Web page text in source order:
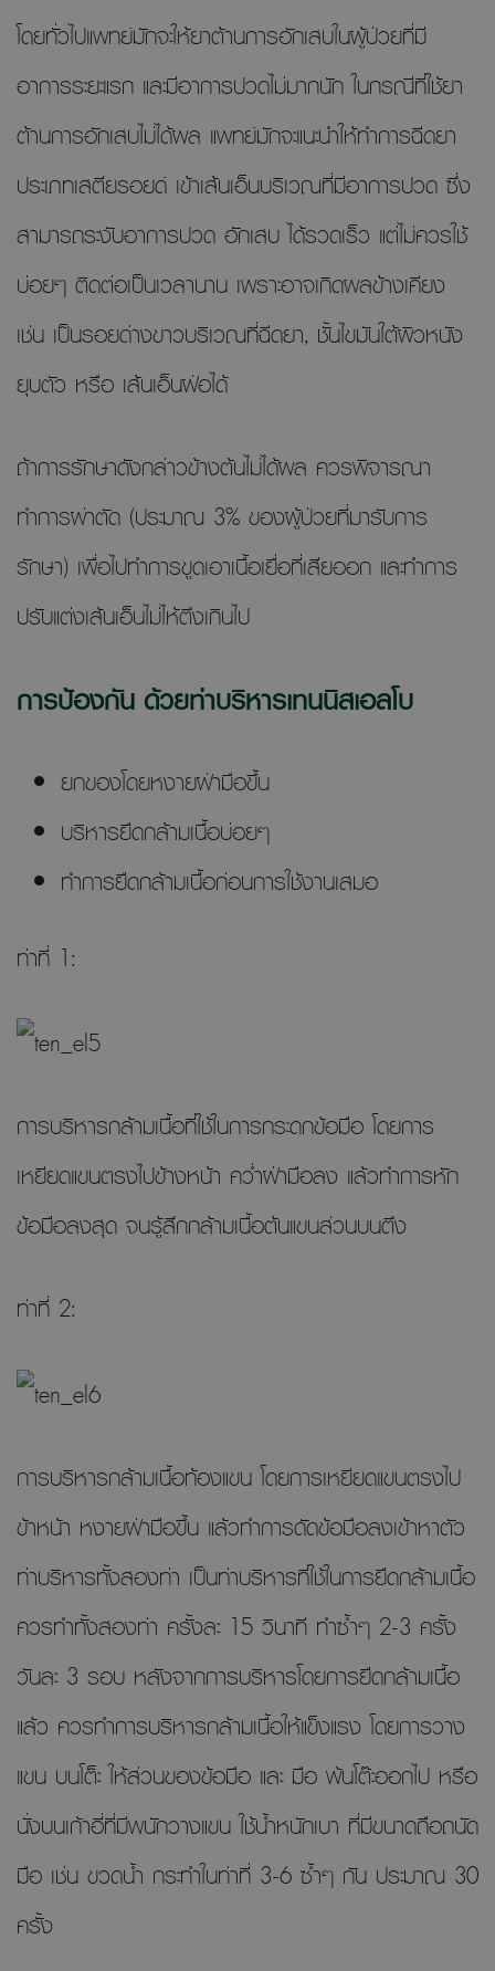
โดยทั่วไปแพทย์มักจะให้ยาต้านการอักเสบในผู้ป่วยที่มี
อาการระยะแรก และมีอาการปวดไม่มากนัก ในกรณีที่ใช้ยา
ต้านการอักเสบไม่ได้ผล แพทย์มักจะแนะนำให้ทำการฉีดยา
ประเภทเสตียรอยด์ เข้าเส้นเอ็นบริเวณที่มีอาการปวด ซึ่ง
สามารถระงับอาการปวด อักเสบ ได้รวดเร็ว แต่ไม่ควรใช้
บ่อยๆ ติดต่อเป็นเวลานาน เพราะอาจเกิดผลข้างเคียง
เช่น เป็นรอยด่างขาวบริเวณที่ฉีดยา, ชั้นไขมันใต้ผิวหนัง
ยุบตัว หรือ เส้นเอ็นฝ่อได้
ถ้าการรักษาดังกล่าวข้างต้นไม่ได้ผล ควรพิจารณา
ทำการผ่าตัด (ประมาณ 3% ของผู้ป่วยที่มารับการ
รักษา) เพื่อไปทำการขูดเอาเนื้อเยื่อที่เสียออก และทำการ
ปรับแต่งเส้นเอ็นไม่ไห้ตึงเกินไป
การป้องกัน ด้วยท่าบริหารเทนนิสเอลโบ
ยกของโดยหงายฝ่ามือขึ้น
บริหารยืดกล้ามเนื้อบ่อยๆ
ทำการยืดกล้ามเนื้อก่อนการใช้งานเสมอ
ท่าที่ 1:
การบริหารกล้ามเนื้อที่ใช้ในการกระดกข้อมือ โดยการ
เหยียดแขนตรงไปข้างหน้า คว่ำฝ่ามือลง แล้วทำการหัก
ข้อมือลงสุด จนรู้สึกกล้ามเนื้อต้นแขนส่วนบนตึง
ท่าที่ 2:
การบริหารกล้ามเนื้อท้องแขน โดยการเหยียดแขนตรงไป
ข้าหน้า หงายฝ่ามือขึ้น แล้วทำการดัดข้อมือลงเข้าหาตัว
ท่าบริหารทั้งสองท่า เป็นท่าบริหารที่ใช้ในการยืดกล้ามเนื้อ
ควรทำทั้งสองท่า ครั้งละ 15 วินาที ทำซ้ำๆ 2-3 ครั้ง
วันละ 3 รอบ หลังจากการบริหารโดยการยืดกล้ามเนื้อ
แล้ว ควรทำการบริหารกล้ามเนื้อให้แข็งแรง โดยการวาง
แขน บนโต็ะ ให้ส่วนของข้อมือ และ มือ พ้นโต๊ะออกไป หรือ
นั่งบนเก้าอี่ที่มีพนักวางแขน ใช้น้ำหนักเบา ที่มีขนาดถือถนัด
มือ เช่น ขวดน้ำ กระทำในท่าที่ 3-6 ซ้ำๆ กัน ประมาณ 30
ครั้ง